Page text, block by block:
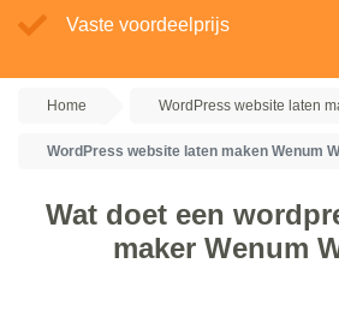
Vaste voordeelprijs
Home WordPress website laten
WordPress website laten maken Wenum
Wat doet een
maker Wenum